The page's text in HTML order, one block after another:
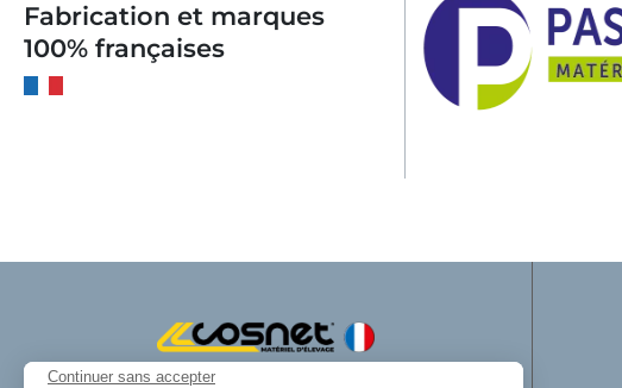
Continuer sans accepter
Fabrication et marques
100% françaises